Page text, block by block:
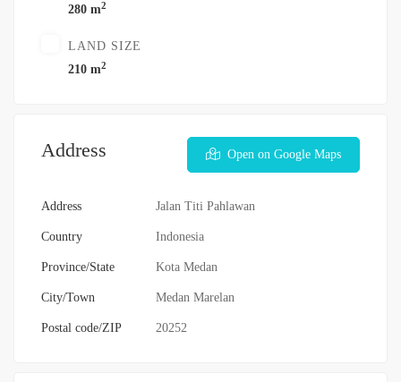
280 m2
LAND SIZE
210 m2
Address Open on Google Maps
Address Jalan Titi Pahlawan
Country Indonesia
Province/State Kota Medan
City/Town Medan Marelan
Postal code/ZIP 20252